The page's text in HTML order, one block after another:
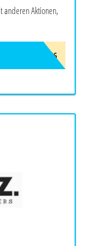
anderen Aktionen,
ADC9966